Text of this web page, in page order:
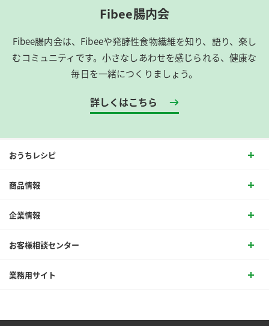
Fibee腸内会
Fibee腸内会は、​Fibeeや発酵性食物繊維を知り、語り、楽し
むコミュニティです。​小さなしあわせを感じられる、健康な
毎日を一緒につくりましょう。
詳しくはこちら
おうちレシピ
商品情報
企業情報
お客様相談センター
業務用サイト